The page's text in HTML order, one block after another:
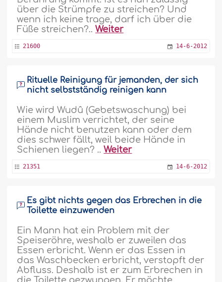
über die Strümpfe zu streichen? Und
wenn ich keine trage, darf ich über die
Füße streichen?..Weiter
21600 14-6-2012
Rituelle Reinigung für jemanden, der sich
nicht selbstständig reinigen kann
Wie wird Wudû (Gebetswaschung) bei
einem Muslim verrichtet, der seine
Hände nicht benutzen kann oder dem
dies schwer fällt, weil beide Hände in
Schienen liegen? ..Weiter
21351 14-6-2012
Es gibt nichts gegen das Erbrechen in die
Toilette einzuwenden
Ein Mann hat ein Problem mit der
Speiseröhre, weshalb er zuweilen das
Essen erbricht. Wenn er das Essen in
das Waschbecken erbricht, verstopft der
Abfluss. Deshalb ist er zum Erbrechen in